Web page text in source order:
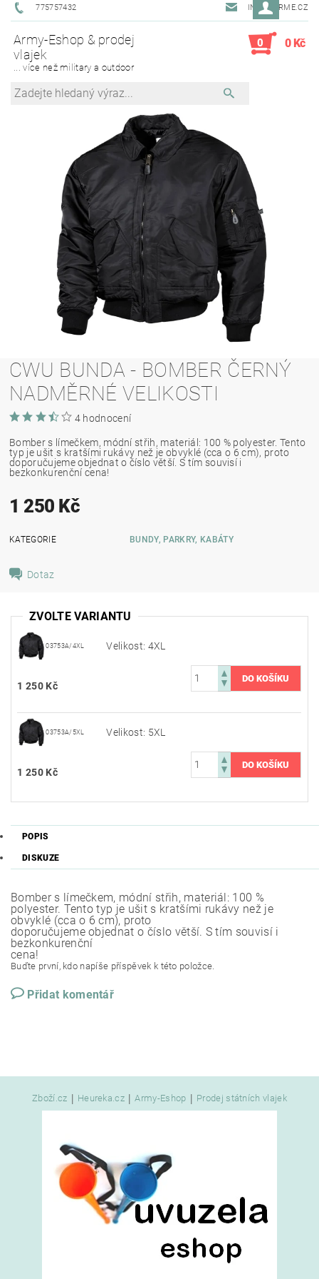
775757432 INFO@ARME.CZ
Army-Eshop & prodej
vlajek
... více než military a outdoor
0 0 Kč
CWU BUNDA - BOMBER ČERNÝ
NADMĚRNÉ VELIKOSTI
4 hodnocení
Bomber s límečkem, módní střih, materiál: 100 % polyester. Tento
typ je ušit s kratšími rukávy než je obvyklé (cca o 6 cm), proto
doporučujeme objednat o číslo větší. S tím souvisí i
bezkonkurenční cena!
1 250 Kč
KATEGORIE BUNDY, PARKRY, KABÁTY
Dotaz
ZVOLTE VARIANTU
03753A/4XL Velikost: 4XL
1 250 Kč
03753A/5XL Velikost: 5XL
1 250 Kč
POPIS
DISKUZE
Bomber s límečkem, módní střih, materiál: 100 %
polyester. Tento typ je ušit s kratšími rukávy než je
obvyklé (cca o 6 cm), proto
doporučujeme objednat o číslo větší. S tím souvisí i
bezkonkurenční
cena!
Buďte první, kdo napíše příspěvek k této položce.
Přidat komentář
Zboží.cz | Heureka.cz | Army-Eshop | Prodej státních vlajek